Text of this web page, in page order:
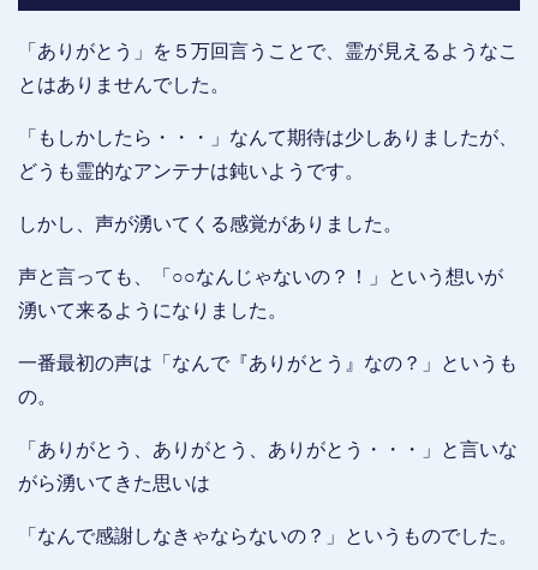
「ありがとう」を５万回言うことで、霊が見えるようなこ
とはありませんでした。
「もしかしたら・・・」なんて期待は少しありましたが、
どうも霊的なアンテナは鈍いようです。
しかし、声が湧いてくる感覚がありました。
声と言っても、「○○なんじゃないの？！」という想いが
湧いて来るようになりました。
一番最初の声は「なんで『ありがとう』なの？」というも
の。
「ありがとう、ありがとう、ありがとう・・・」と言いな
がら湧いてきた思いは
「なんで感謝しなきゃならないの？」というものでした。